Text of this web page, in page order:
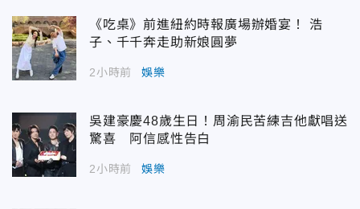
《吃桌》前進紐約時報廣場辦婚宴！ 浩
子、千千奔走助新娘圓夢
2小時前 娛樂
吳建豪慶48歲生日！周渝民苦練吉他獻唱送
驚喜 阿信感性告白
2小時前 娛樂